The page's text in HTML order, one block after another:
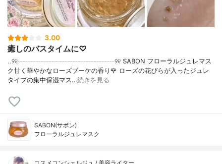
3.00
癒しのバスタイムに♡
..୨୧┈┈┈┈┈┈┈┈┈┈┈┈┈┈┈୨୧ SABON フローラルジュレマス
ク甘く華やかなローズブーケの香り🌹 ローズの花びらが入ったジュレ
タイプの集中保湿マス…続きを見る
SABON(サボン)
フローラルジュレマスク